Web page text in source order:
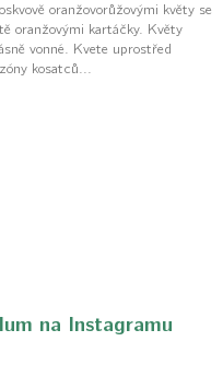
oranžovorůžovými květy se
oranžovými kartáčky. Květy
vonné. Kvete uprostřed
kosatců...
na Instagramu